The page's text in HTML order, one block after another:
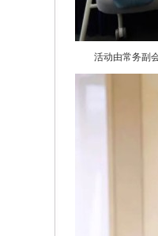
活动由常务副